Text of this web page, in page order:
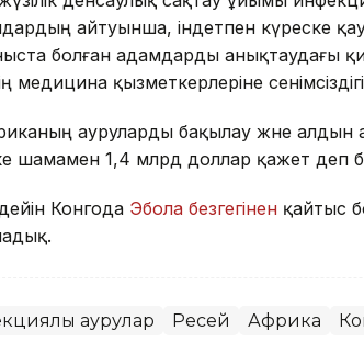
айтуынша, індетпен күреске
болған адамдарды анықтаудағы
медицина қызметкерлеріне
ауруларды бақылау және алдын
шамамен 1,4 млрд доллар қажет деп
Конгода Эбола безгегінен қайтыс
аурулар Ресей Африка